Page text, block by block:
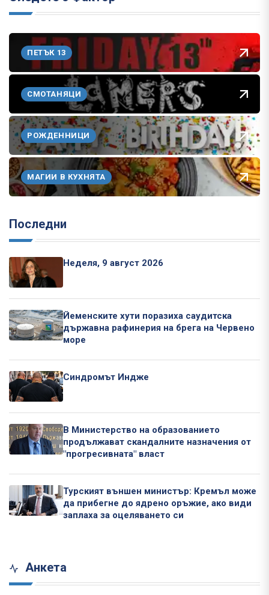
ПЕТЪК 13
СМОТАНЯЦИ
РОЖДЕННИЦИ
МАГИИ В КУХНЯТА
Последни
Неделя, 9 август 2026
Йеменските хути поразиха саудитска
държавна рафинерия на брега на Червено
море
Синдромът Индже
В Министерство на образованието
продължават скандалните назначения от
"прогресивната" власт
Турският външен министър: Кремъл може
да прибегне до ядрено оръжие, ако види
заплаха за оцеляването си
Анкета